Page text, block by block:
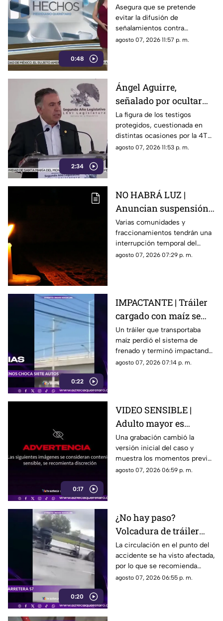
0:48
presuntos
narcopolíticos
vinculados a la 4T
Asegura que se pretende
evitar la difusión de
señalamientos contra
presuntos narcopolíticos
agosto 07, 2026 11:57 p. m.
2:34
Ángel Aguirre,
señalado por ocultar
evidencia del caso
Ayotzinapa
La figura de los testigos
protegidos, cuestionada en
distintas ocasiones por la 4T
cuando es utilizada por
investigación contra el
exgobernador
agosto 07, 2026 11:53 p. m.
NO HABRÁ LUZ |
Anuncian suspensión
del suministro eléctrico
en Querétaro; estás
serán las zonas
afectadas
Varias comunidades y
fraccionamientos tendrán una
interrupción temporal del
servicio eléctrico durante
agosto 07, 2026 07:29 p. m.
0:22
IMPACTANTE | Tráiler
cargado con maíz se
queda sin frenos y
embiste a siete
vehículos
Un tráiler que transportaba
maíz perdió el sistema de
frenado y terminó impactando
a siete vehículos que
agosto 07, 2026 07:14 p. m.
0:17
VIDEO SENSIBLE |
Adulto mayor es
atropell4do por tráiler;
fue empujado antes de
m0rir
Una grabación cambió la
versión inicial del caso y
muestra los momentos previos
al atropellamiento ocurrido en
agosto 07, 2026 06:59 p. m.
0:20
¿No hay paso?
Volcadura de tráiler
colapsa este punto de la
carretera 57
La circulación en el punto del
accidente se ha visto afectada,
por lo que se recomienda
considerar tiempos de
agosto 07, 2026 06:55 p. m.